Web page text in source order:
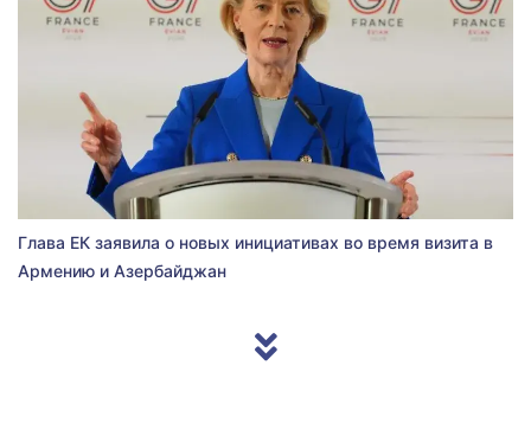
Глава ЕК заявила о новых инициативах во время визита в
Армению и Азербайджан